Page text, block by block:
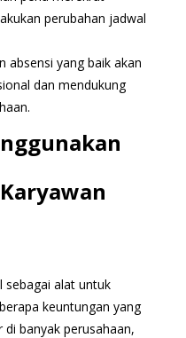
perubahan jadwal
absensi yang baik akan
dan mendukung
sebagai alat untuk
keuntungan yang
banyak perusahaan,